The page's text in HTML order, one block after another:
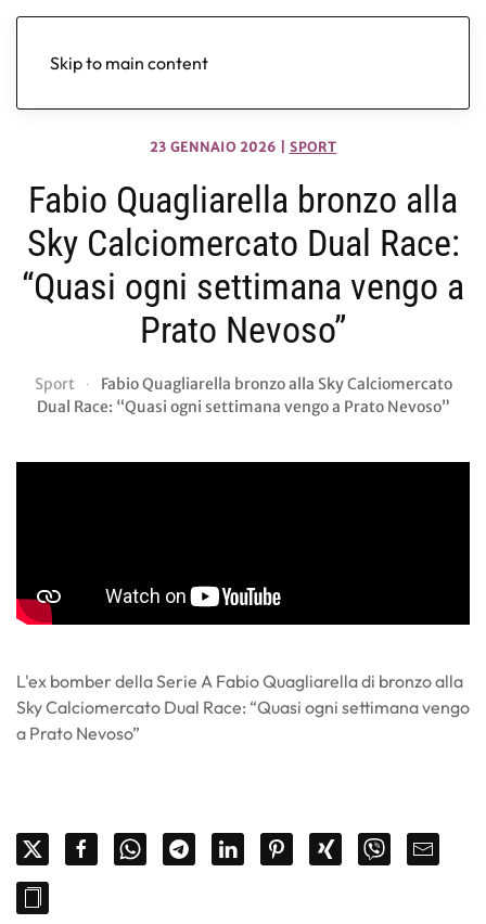
Skip to main content
23 GENNAIO 2026 SPORT
Fabio Quagliarella bronzo alla
Sky Calciomercato Dual Race:
“Quasi ogni settimana vengo a
Prato Nevoso”
Sport
Fabio Quagliarella bronzo alla Sky Calciomercato
Dual Race: “Quasi ogni settimana vengo a Prato Nevoso”
L'ex bomber della Serie A Fabio Quagliarella di bronzo alla
Sky Calciomercato Dual Race: “Quasi ogni settimana vengo
a Prato Nevoso”